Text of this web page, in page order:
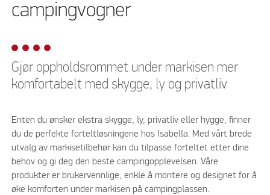
campingvogner
Gjør oppholdsrommet under markisen mer
komfortabelt med skygge, ly og privatliv
Enten du ønsker ekstra skygge, ly, privatliv eller hygge, finner
du de perfekte forteltløsningene hos Isabella. Med vårt brede
utvalg av markisetilbehør kan du tilpasse forteltet etter dine
behov og gi deg den beste campingopplevelsen. Våre
produkter er brukervennlige, enkle å montere og designet for å
øke komforten under markisen på campingplassen.